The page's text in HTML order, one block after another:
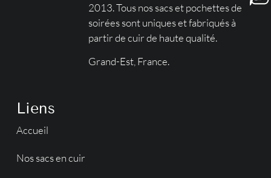
2013. Tous nos sacs et pochettes de
soirées sont uniques et fabriqués à
partir de cuir de haute qualité.
Grand-Est, France.
Liens
Accueil
Nos sacs en cuir